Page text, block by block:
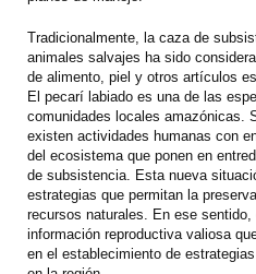
Tradicionalmente, la caza de
animales salvajes ha sido
de alimento, piel y otros artículos
El pecarí labiado es una de las
comunidades locales amazónicas.
existen actividades humanas con
del ecosistema que ponen en
de subsistencia. Esta nueva
estrategias que permitan la
recursos naturales. En ese
información reproductiva valiosa
en el establecimiento de